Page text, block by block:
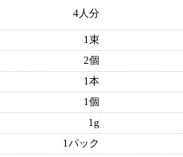
4人分
1束
2個
1本
1個
1g
1パック